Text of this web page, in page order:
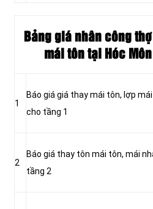
Bảng giá nhân công
mái tôn tại Hóc
1
Báo giá giá thay mái tôn, lợp
cho tầng 1
2
Báo giá thay tôn mái tôn, mái
tầng 2